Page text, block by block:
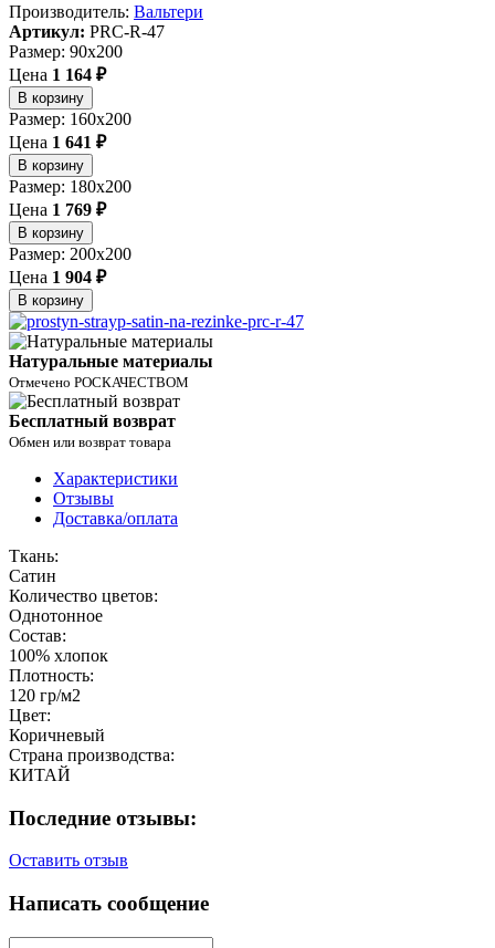
Производитель: Вальтери
Артикул: PRC-R-47
Размер: 90x200
Цена 1 164 ₽
В корзину
Размер: 160x200
Цена 1 641 ₽
В корзину
Размер: 180x200
Цена 1 769 ₽
В корзину
Размер: 200x200
Цена 1 904 ₽
В корзину
Натуральные материалы
Отмечено РОСКАЧЕСТВОМ
Бесплатный возврат
Обмен или возврат товара
Характеристики
Отзывы
Доставка/оплата
Ткань:
Сатин
Количество цветов:
Однотонное
Состав:
100% хлопок
Плотность:
120 гр/м2
Цвет:
Коричневый
Страна производства:
КИТАЙ
Последние отзывы:
Оставить отзыв
Написать сообщение